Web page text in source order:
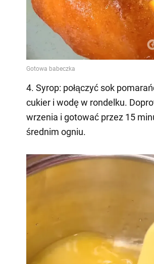
4. Syrop: połączyć sok
cukier i wodę w rondelku.
wrzenia i gotować przez 15
średnim ogniu.